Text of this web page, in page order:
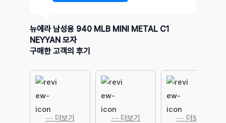
뉴에라 남성용 940 MLB MINI METAL C1
NEYYAN 모자
구매한 고객의 후기
⋯ 더보기 ⋯ 더보기 ⋯ 더보기